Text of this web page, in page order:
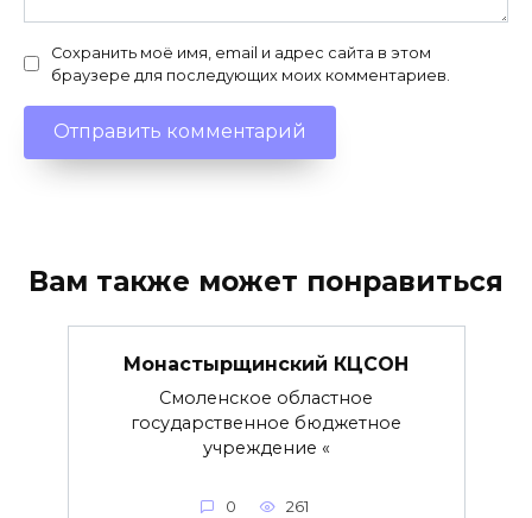
Сохранить моё имя, email и адрес сайта в этом
браузере для последующих моих комментариев.
Вам также может понравиться
Монастырщинский КЦСОН
Смоленское областное
государственное бюджетное
учреждение «
0 261